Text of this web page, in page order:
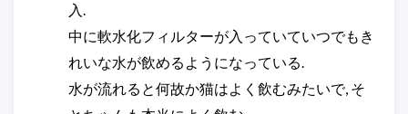
入.
中に軟水化フィルターが入っていていつでもき
れいな水が飲めるようになっている.
水が流れると何故か猫はよく飲むみたいで, そ